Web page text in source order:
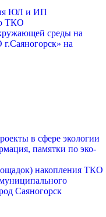
ЮЛ и ИП
ТКО
среды на
на
в сфере экологии
памятки по эко-
накопления ТКО
Саяногорск